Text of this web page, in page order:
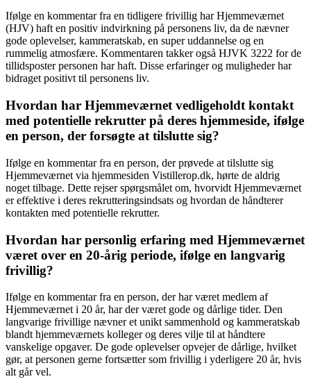
Ifølge en kommentar fra en tidligere frivillig har Hjemmeværnet
(HJV) haft en positiv indvirkning på personens liv, da de nævner
gode oplevelser, kammeratskab, en super uddannelse og en
rummelig atmosfære. Kommentaren takker også HJVK 3222 for de
tillidsposter personen har haft. Disse erfaringer og muligheder har
bidraget positivt til personens liv.
Hvordan har Hjemmeværnet vedligeholdt kontakt
med potentielle rekrutter på deres hjemmeside, ifølge
en person, der forsøgte at tilslutte sig?
Ifølge en kommentar fra en person, der prøvede at tilslutte sig
Hjemmeværnet via hjemmesiden Vistillerop.dk, hørte de aldrig
noget tilbage. Dette rejser spørgsmålet om, hvorvidt Hjemmeværnet
er effektive i deres rekrutteringsindsats og hvordan de håndterer
kontakten med potentielle rekrutter.
Hvordan har personlig erfaring med Hjemmeværnet
været over en 20-årig periode, ifølge en langvarig
frivillig?
Ifølge en kommentar fra en person, der har været medlem af
Hjemmeværnet i 20 år, har der været gode og dårlige tider. Den
langvarige frivillige nævner et unikt sammenhold og kammeratskab
blandt hjemmeværnets kolleger og deres vilje til at håndtere
vanskelige opgaver. De gode oplevelser opvejer de dårlige, hvilket
gør, at personen gerne fortsætter som frivillig i yderligere 20 år, hvis
alt går vel.